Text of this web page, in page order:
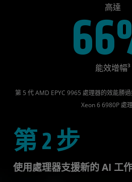
高達
能效增幅³
第 5 代 AMD EPYC 9965 處理器的效能勝
Xeon 6 6980P 處
第 2 步
使用處理器支援新的 AI 工